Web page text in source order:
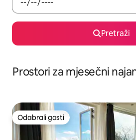
Pretraži
Prostori za mjesečni
Odabrali gosti
Odabrali gosti